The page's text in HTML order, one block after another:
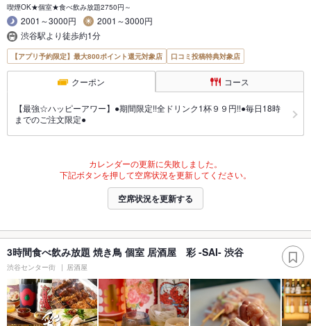
喫煙OK★個室★食べ飲み放題2750円～
2001～3000円
2001～3000円
渋谷駅より徒歩約1分
【アプリ予約限定】最大800ポイント還元対象店 口コミ投稿特典対象店
クーポン コース
【最強☆ハッピーアワー】●期間限定!!全ドリンク1杯９９円!!●毎日18時
までのご注文限定●
カレンダーの更新に失敗しました。
下記ボタンを押して空席状況を更新してください。
空席状況を更新する
3時間食べ飲み放題 焼き鳥 個室 居酒屋 彩 -SAI- 渋谷
渋谷センター街 居酒屋